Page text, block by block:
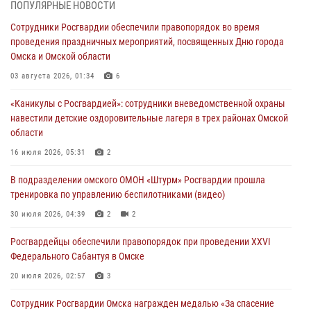
тренировка по управлению беспилотниками (видео)
30 июля 2026, 04:39 2
Росгвардия обеспечила безопасность уникального передвижного
29 июля 2026, 01:49
Росгвардейцы приняли участие в крестном ходе в День крещения
Руси в Омске
При содействии спецназа Росгвардии пресечены нарушения
миграционного законодательства в Омске (видео)
ПОПУЛЯРНЫЕ НОВОСТИ
Сотрудники Росгвардии обеспечили правопорядок во время
проведения праздничных мероприятий, посвященных Дню города
Омска и Омской области
03 августа 2026, 01:34 6
«Каникулы с Росгвардией»: сотрудники вневедомственной охраны
навестили детские оздоровительные лагеря в трех районах Омской
области
16 июля 2026, 05:31 2
В подразделении омского ОМОН «Штурм» Росгвардии прошла
тренировка по управлению беспилотниками (видео)
30 июля 2026, 04:39 2 2
Росгвардейцы обеcпечили правопорядок при проведении XXVI
Федерального Сабантуя в Омске
20 июля 2026, 02:57 3
Сотрудник Росгвардии Омска награжден медалью «За спасение